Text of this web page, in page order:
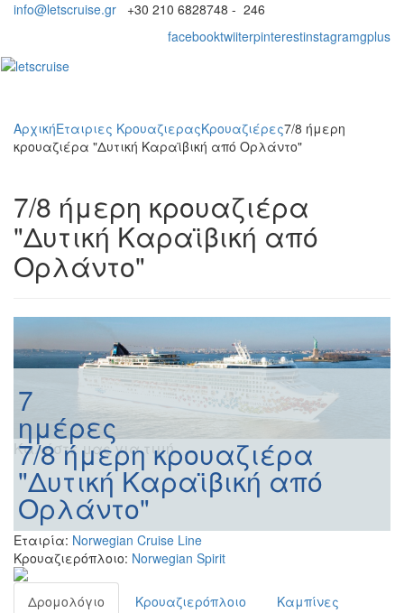
info@letscruise.gr
+30 210 6828748 - 246
facebooktwiiterpinterestinstagramgplus
ΑρχικήΕταιριες ΚρουαζιεραςΚρουαζιέρες7/8 ήμερη
κρουαζιέρα "Δυτική Καραϊβική από Ορλάντο"
7/8 ήμερη κρουαζιέρα
"Δυτική Καραϊβική από
Ορλάντο"
Καλέστε μας για τιμή
7
ημέρες
7/8 ήμερη κρουαζιέρα
"Δυτική Καραϊβική από
Ορλάντο"
Εταιρία: Norwegian Cruise Line
Κρουαζιερόπλοιο: Norwegian Spirit
Δρομολόγιο Κρουαζιερόπλοιο Καμπίνες